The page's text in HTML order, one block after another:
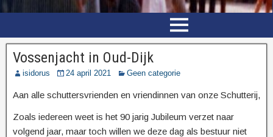
Vossenjacht in Oud-Dijk
isidorus 24 april 2021 Geen categorie
Aan alle schuttersvrienden en vriendinnen van onze Schutterij,
Zoals iedereen weet is het 90 jarig Jubileum verzet naar
volgend jaar, maar toch willen we deze dag als bestuur niet